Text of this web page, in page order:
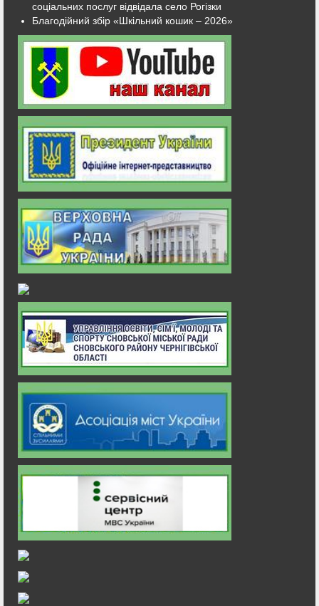
соціальних послуг відвідала село Рогізки
Благодійний збір «Шкільний кошик – 2026»